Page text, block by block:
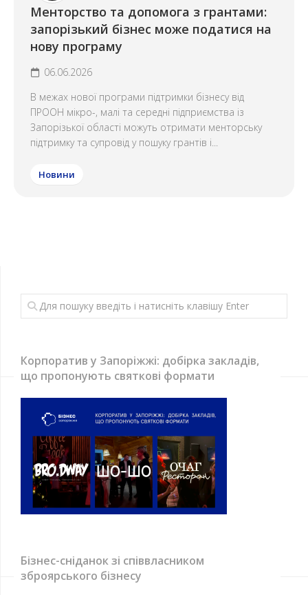
Менторство та допомога з грантами:
запорізький бізнес може податися на
нову програму
06.06.2026
В межах нової програми підтримки бізнесу від
ПРООН мікро-, малі та середні підприємства із
Запорізької області можуть отримати менторську
підтримку та супровід у пошуку грантів і...
Новини
Корпоратив у Запоріжжі: добірка закладів,
що пропонують святкові формати
Бізнес-сніданок зі співвласником
зброярського бізнесу